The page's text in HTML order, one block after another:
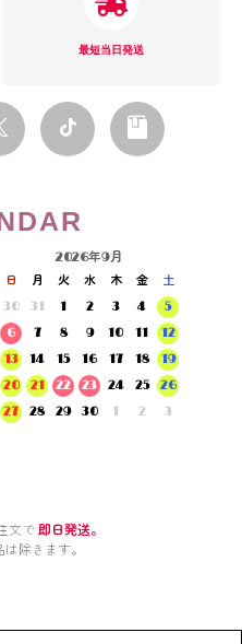
最短当日発送
2026年9月
日 月 火 水 木 金
土
30
31 1 2 3 4
5
6
7 8 9 10 11
12
13
14 15 16 17 18
19
20
21 22 23 24 25
26
27
28 29 30 1 2 3
文で 即日発送。
除きます。